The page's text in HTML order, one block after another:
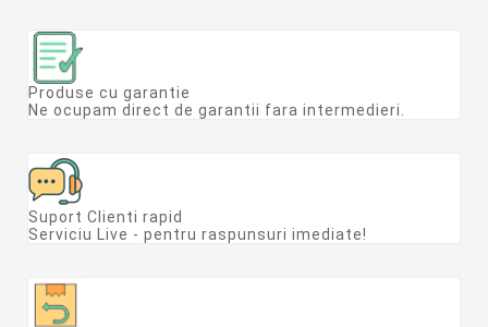
Produse cu garantie
Ne ocupam direct de garantii fara intermedieri.
Suport Clienti rapid
Serviciu Live - pentru raspunsuri imediate!